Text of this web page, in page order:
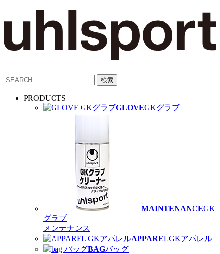
PRODUCTS
GLOVEGKグラブ
MAINTENANCEGK
グラブ
メンテナンス
APPARELGKアパレル
BAGバッグ